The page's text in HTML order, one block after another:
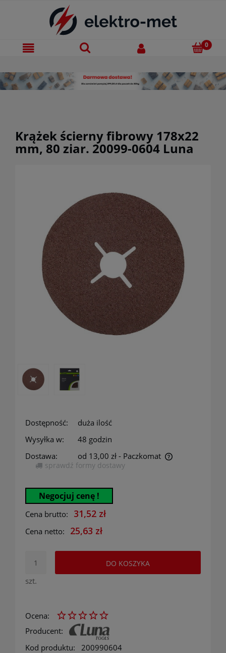
Krążek ścierny fibrowy 178x22
mm, 80 ziar. 20099-0604 Luna
Dostępność:
duża ilość
Wysyłka w:
48 godzin
Dostawa:
od 13,00 zł - Paczkomat
Cena nie zawiera ewentualnych kosztów płatności
sprawdź formy dostawy
Negocjuj cenę !
Cena brutto: 31,52 zł
Cena netto: 25,63 zł
szt.
DO KOSZYKA
Ocena:
Producent:
Kod produktu:
200990604